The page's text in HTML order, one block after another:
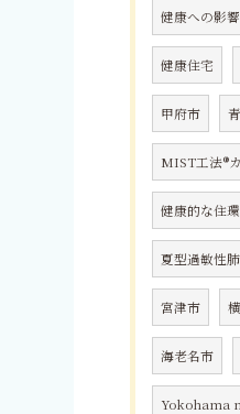
健康への影響
健康住宅
甲府市
MIST工法®
健康的な住
夏型過敏性
宮津市
海老名市
Yokohama